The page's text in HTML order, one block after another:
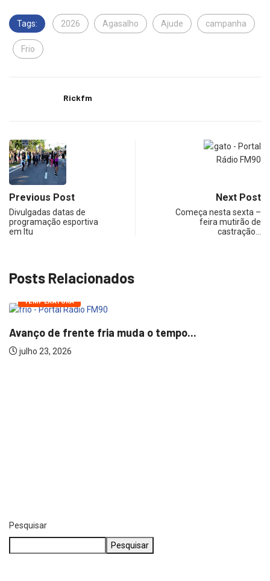
Tags: 2026 Agasalho Ajude campanha
Frio
Rickfm
Previous Post
Divulgadas datas de
programação esportiva
em Itu
Next Post
Começa nesta sexta –
feira mutirão de
castração…
Posts Relacionados
TEMPERATURA
Avanço de frente fria muda o tempo...
julho 23, 2026
Pesquisar
Pesquisar